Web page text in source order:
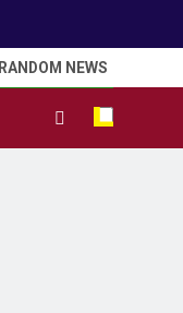
RANDOM NEWS